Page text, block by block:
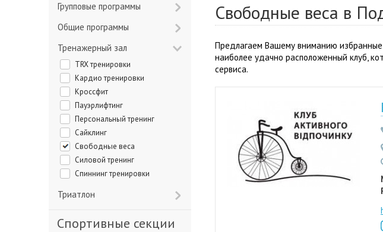
Свободные веса в
Предлагаем Вашему вниманию
наиболее удачно расположенный клуб,
сервиса.
Групповые программы
Общие программы
Тренажерный зал
TRX тренировки
Кардио тренировки
Кроссфит
Пауэрлифтинг
Персональный тренинг
Сайклинг
Свободные веса
Силовой тренинг
Спиннинг тренировки
Триатлон
Спортивные секции